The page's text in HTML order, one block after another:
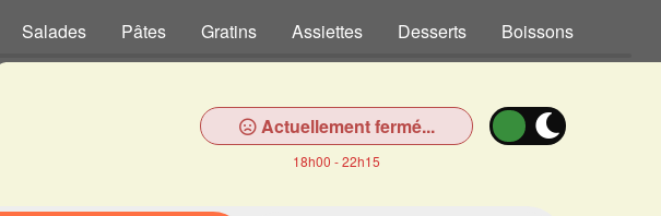
Salades Pâtes Gratins Assiettes Desserts Boissons
Actuellement fermé...
18h00 - 22h15